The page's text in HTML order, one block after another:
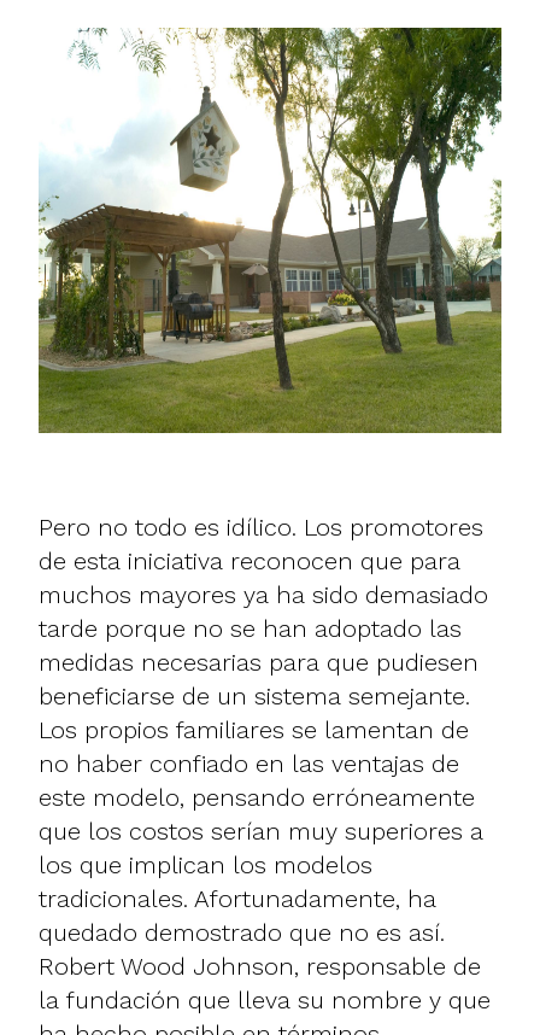
Pero no todo es idílico. Los promotores
de esta iniciativa reconocen que para
muchos mayores ya ha sido demasiado
tarde porque no se han adoptado las
medidas necesarias para que pudiesen
beneficiarse de un sistema semejante.
Los propios familiares se lamentan de
no haber confiado en las ventajas de
este modelo, pensando erróneamente
que los costos serían muy superiores a
los que implican los modelos
tradicionales. Afortunadamente, ha
quedado demostrado que no es así.
Robert Wood Johnson, responsable de
la fundación que lleva su nombre y que